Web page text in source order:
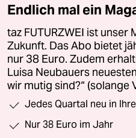
Endlich mal ein
taz FUTURZWEI ist unser
Zukunft. Das Abo bietet
nur 38 Euro. Zudem
Luisa Neubauers
wir mutig sind?“ (solange
Jedes Quartal neu in
Nur 38 Euro im Jahr